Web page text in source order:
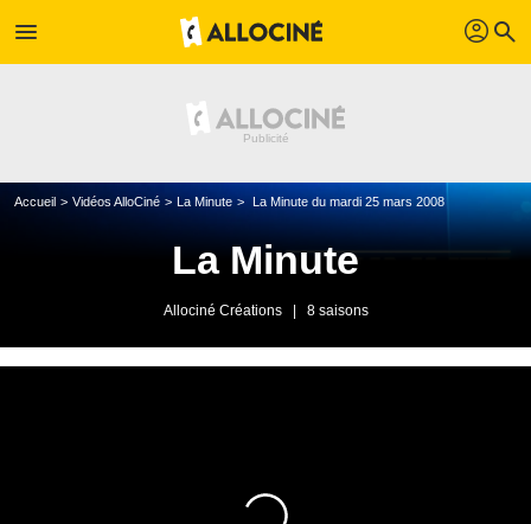
menu profil search
Accueil Vidéos AlloCiné La Minute La Minute du mardi 25 mars 2008
La Minute
Allociné Créations 8 saisons